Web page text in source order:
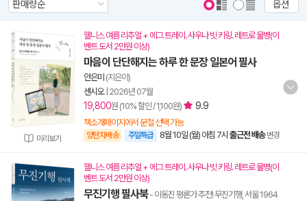
옵션
미리보기
웰니스 여름 리추얼 + 에그 트레이. 사우나 빗 키링. 레트로 물병(이
벤트 도서 2만원 이상)
마음이 단단해지는 하루 한 문장 일본어 필사
안은미 (지은이)
센시오| 2026년 07월
19,800원 (10% 할인 / 1,100원) 9.9
책소개페이지에서 분철 선택 가능
양탄자배송 주말특급 8월 10일 (월) 아침 7시 출근전 배송 변경
웰니스 여름 리추얼 + 에그 트레이. 사우나 빗 키링. 레트로 물병(이
벤트 도서 2만원 이상)
무진기행 필사북- 이동진 평론가 추천! 무진기행, 서울 1964